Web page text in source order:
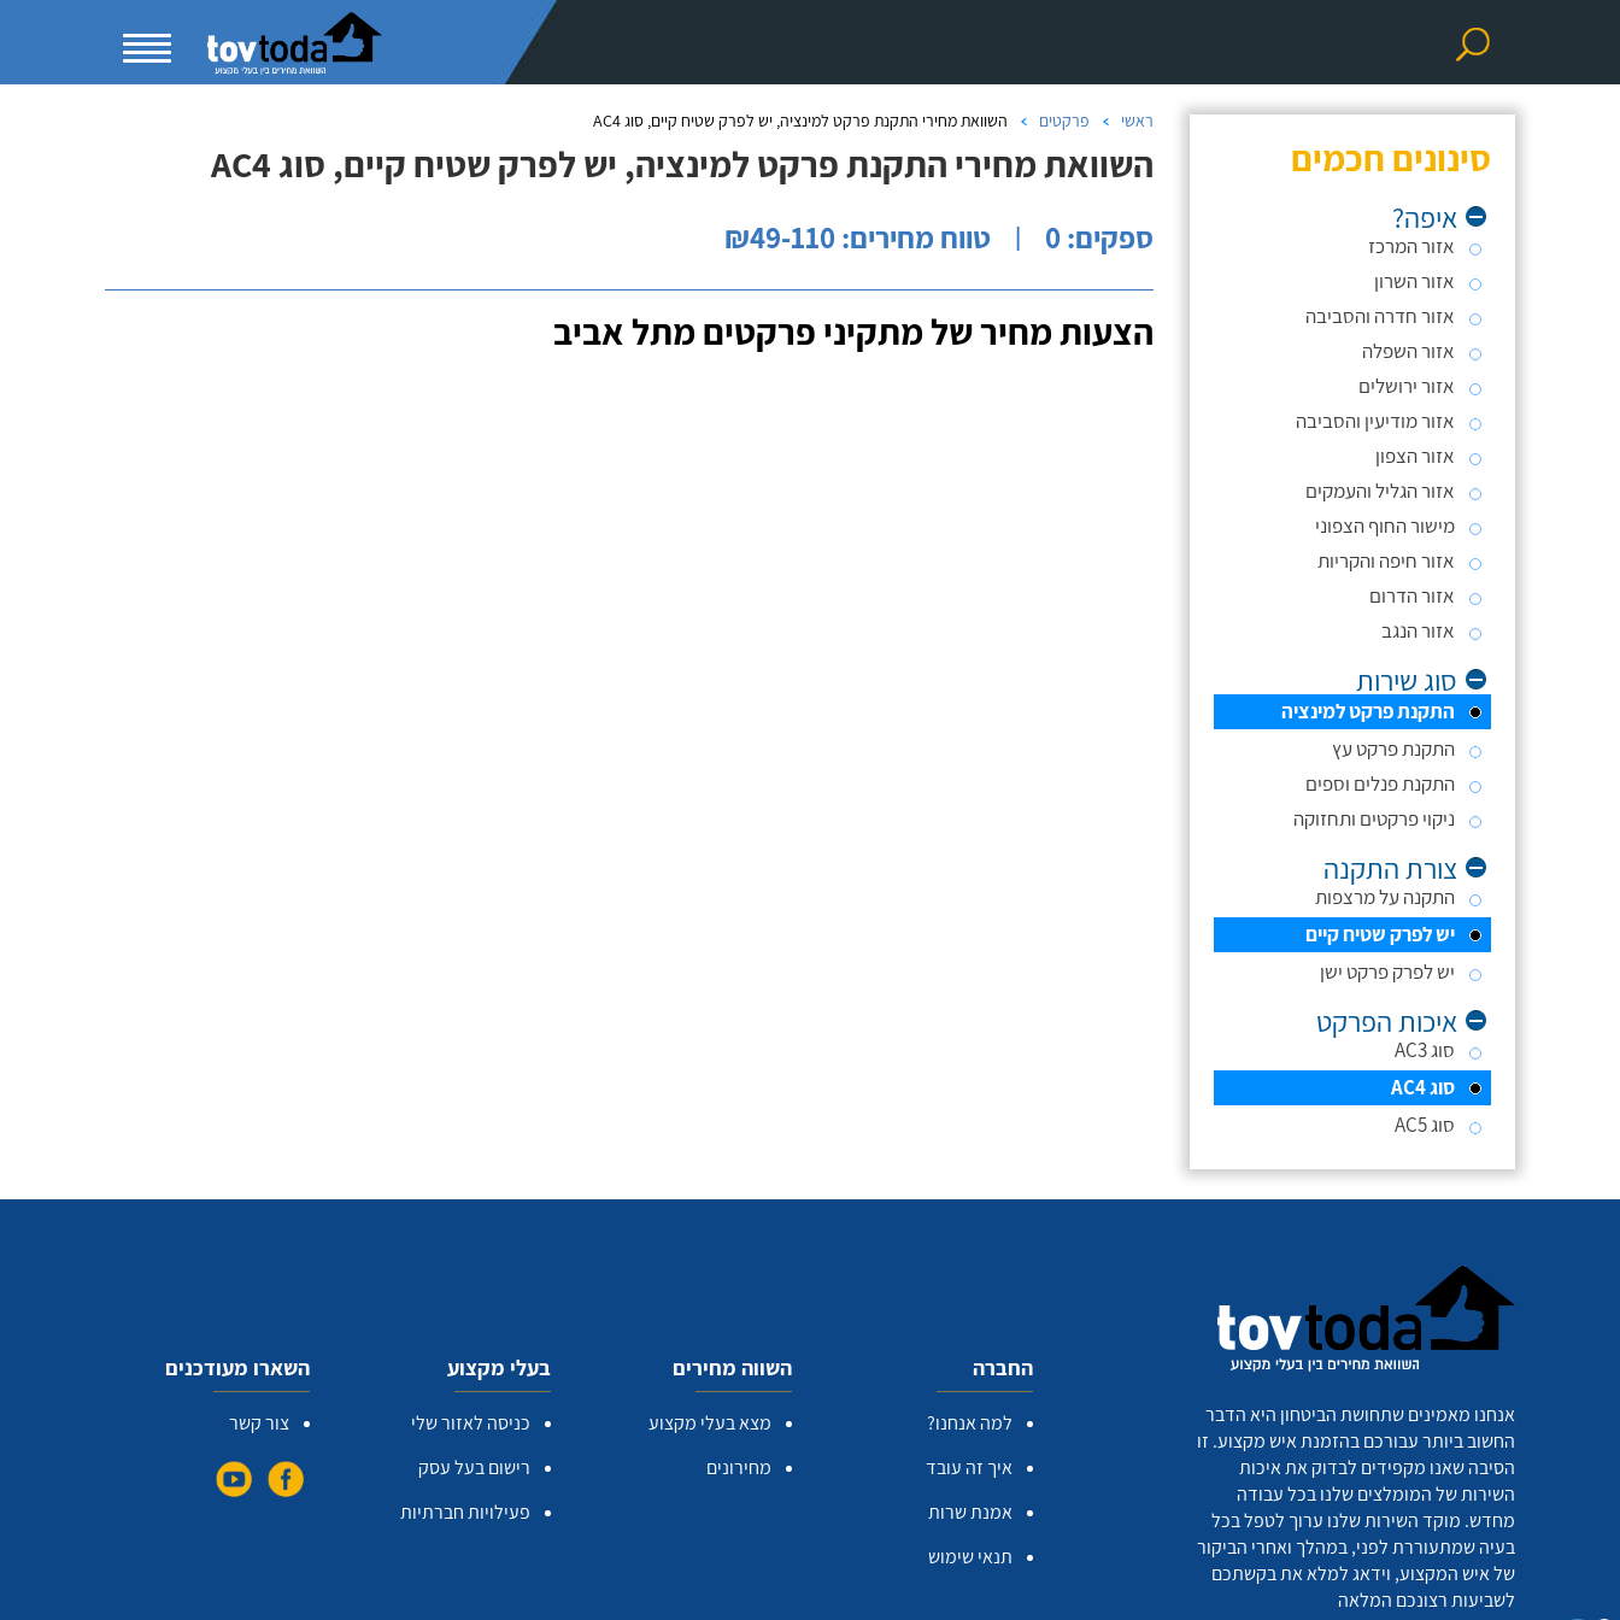
סינונים חכמים
איפה?
אזור המרכז
אזור השרון
אזור חדרה והסביבה
אזור השפלה
אזור ירושלים
אזור מודיעין והסביבה
אזור הצפון
אזור הגליל והעמקים
מישור החוף הצפוני
אזור חיפה והקריות
אזור הדרום
אזור הנגב
סוג שירות
התקנת פרקט למינציה
התקנת פרקט עץ
התקנת פנלים וספים
ניקוי פרקטים ותחזוקה
צורת התקנה
התקנה על מרצפות
יש לפרק שטיח קיים
יש לפרק פרקט ישן
איכות הפרקט
סוג AC3
סוג AC4
סוג AC5
ראשי פרקטים השוואת מחירי התקנת פרקט למינציה, יש לפרק שטיח קיים, סוג AC4
השוואת מחירי התקנת פרקט למינציה, יש לפרק שטיח קיים, סוג AC4
ספקים: 0 | טווח מחירים: ₪49-110
הצעות מחיר של מתקיני פרקטים מתל אביב
אנחנו מאמינים שתחושת הביטחון היא הדבר
החשוב ביותר עבורכם בהזמנת איש מקצוע. זו
הסיבה שאנו מקפידים לבדוק את איכות
השירות של המומלצים שלנו בכל עבודה
מחדש. מוקד השירות שלנו ערוך לטפל בכל
בעיה שמתעוררת לפני, במהלך ואחרי הביקור
של איש המקצוע, וידאג למלא את בקשתכם
לשביעות רצונכם המלאה
החברה
למה אנחנו?
איך זה עובד
אמנת שרות
תנאי שימוש
השווה מחירים
מצא בעלי מקצוע
מחירונים
בעלי מקצוע
כניסה לאזור שלי
רישום בעל עסק
פעילויות חברתיות
השארו מעודכנים
צור קשר